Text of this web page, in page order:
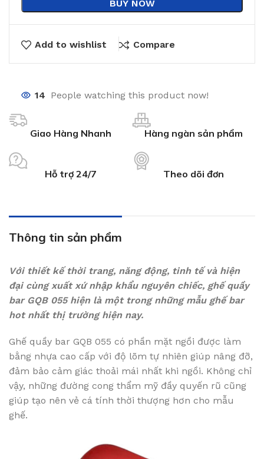
BUY NOW
Add to wishlist Compare
14 People watching this product now!
Giao Hàng Nhanh Hàng ngàn sản phẩm
Hỗ trợ 24/7 Theo dõi đơn
Thông tin sản phẩm
Với thiết kế thời trang, năng động, tinh tế và hiện
đại cùng xuất xứ nhập khẩu nguyên chiếc, ghế quầy
bar GQB 055 hiện là một trong những mẫu ghế bar
hot nhất thị trường hiện nay.
Ghế quầy bar GQB 055 có phần mặt ngồi được làm
bằng nhựa cao cấp với độ lõm tự nhiên giúp nâng đỡ,
đảm bảo cảm giác thoải mái nhất khi ngồi. Không chỉ
vậy, những đường cong thẩm mỹ đầy quyến rũ cũng
giúp tạo nên vẻ cá tính thời thượng hơn cho mẫu
ghế.